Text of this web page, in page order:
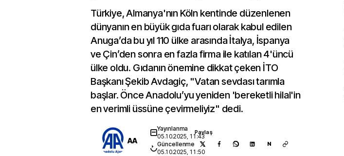
Türkiye, Almanya'nın Köln kentinde düzenlenen
dünyanın en büyük gıda fuarı olarak kabul edilen
Anuga’da bu yıl 110 ülke arasında İtalya, İspanya
ve Çin’den sonra en fazla firma ile katılan 4'üncü
ülke oldu. Gıdanın önemine dikkat çeken İTO
Başkanı Şekib Avdagiç, "Vatan sevdası tarımla
başlar. Önce Anadolu’yu yeniden 'bereketli hilal'in
en verimli üssüne çevirmeliyiz" dedi.
AA
Yayınlanma
05.10.2025, 11:43
Güncellenme
05.10.2025, 11:50
Paylaş
N